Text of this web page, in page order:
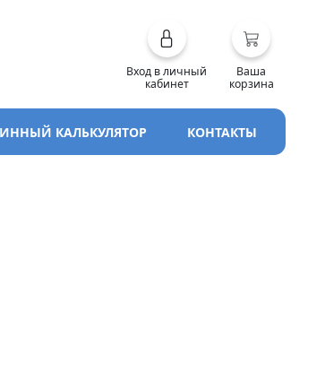
Вход в личный
кабинет
Ваша
корзина
КАЛЬКУЛЯТОР КОНТАКТЫ